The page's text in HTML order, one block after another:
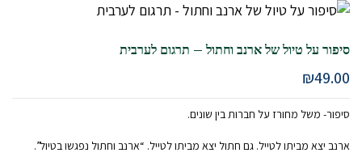
סיפור על טיול של ארנב וחתול – תרגום לערבית
₪49.00
סיפור- משל מחורז על חברות בין שונים.
ארנב יצא מביתו לטייל. גם חתול יצא מביתו לטייל. “ארנב וחתול נפגשו בטיול”.